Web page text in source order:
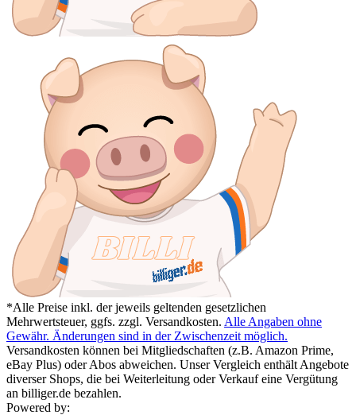
*Alle Preise inkl. der jeweils geltenden gesetzlichen
Mehrwertsteuer, ggfs. zzgl. Versandkosten. Alle Angaben ohne
Gewähr. Änderungen sind in der Zwischenzeit möglich.
Versandkosten können bei Mitgliedschaften (z.B. Amazon Prime,
eBay Plus) oder Abos abweichen. Unser Vergleich enthält Angebote
diverser Shops, die bei Weiterleitung oder Verkauf eine Vergütung
an billiger.de bezahlen.
Powered by: